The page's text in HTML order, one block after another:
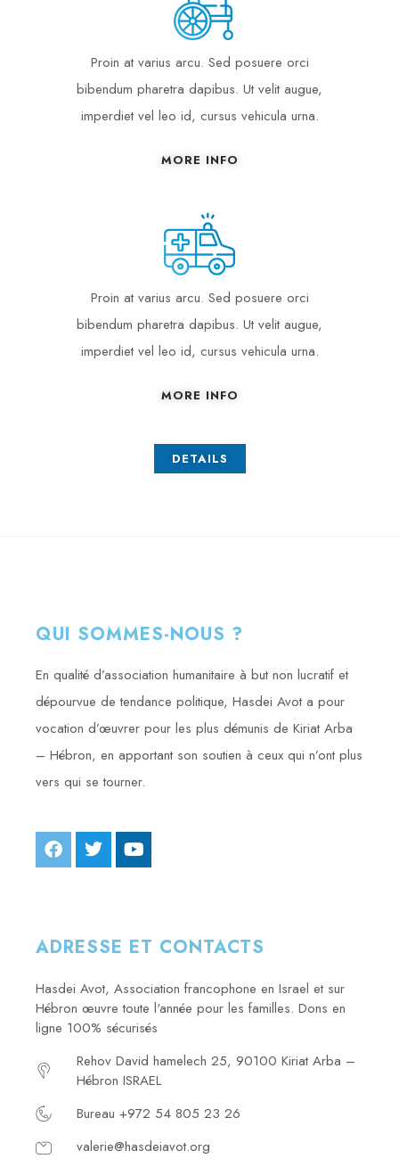
Proin at varius arcu. Sed posuere orci
bibendum pharetra dapibus. Ut velit augue,
imperdiet vel leo id, cursus vehicula urna.
MORE INFO
Proin at varius arcu. Sed posuere orci
bibendum pharetra dapibus. Ut velit augue,
imperdiet vel leo id, cursus vehicula urna.
MORE INFO
DETAILS
QUI SOMMES-NOUS ?
En qualité d’association humanitaire à but non lucratif et
dépourvue de tendance politique, Hasdei Avot a pour
vocation d’œuvrer pour les plus démunis de Kiriat Arba
– Hébron, en apportant son soutien à ceux qui n’ont plus
vers qui se tourner.
ADRESSE ET CONTACTS
Hasdei Avot, Association francophone en Israel et sur
Hébron œuvre toute l'année pour les familles. Dons en
ligne 100% sécurisés
Rehov David hamelech 25, 90100 Kiriat Arba –
Hébron ISRAEL
Bureau +972 54 805 23 26
valerie@hasdeiavot.org